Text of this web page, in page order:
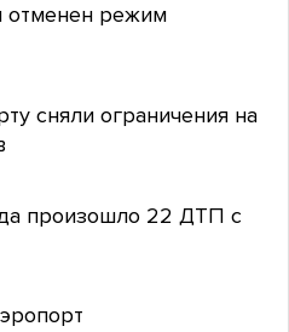
отменен режим
сняли ограничения на
произошло 22 ДТП с